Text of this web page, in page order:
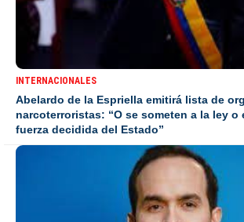
INTERNACIONALES
Abelardo de la Espriella emitirá lista de
narcoterroristas: “O se someten a la ley o
fuerza decidida del Estado”